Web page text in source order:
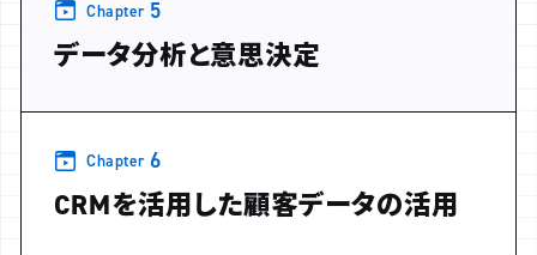
Chapter 5
データ分析と意思決定
Chapter 6
CRMを活用した顧客データの活用